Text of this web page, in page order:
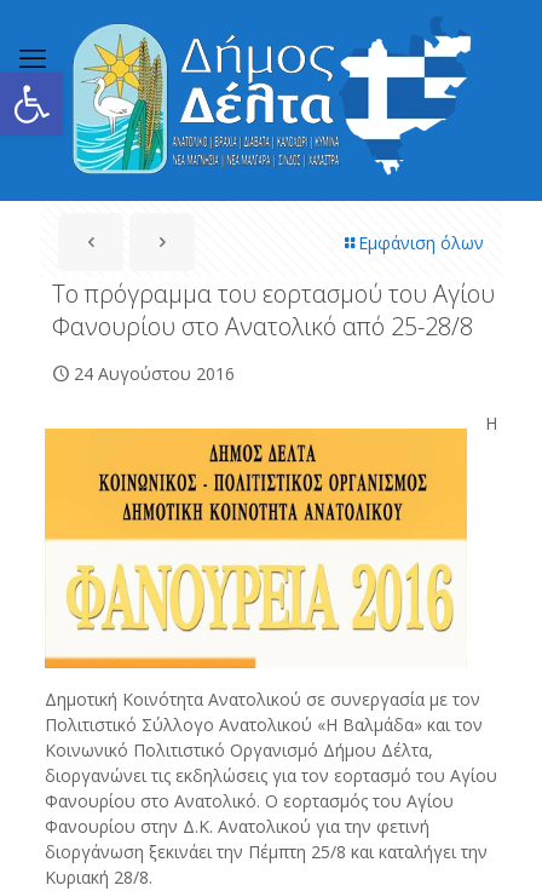
Ανοίξτε τη γραμμή εργαλείων
Εμφάνιση όλων
Το πρόγραμμα του εορτασμού του Αγίου
Φανουρίου στο Ανατολικό από 25-28/8
24 Αυγούστου 2016
Η
Δημοτική Κοινότητα Ανατολικού σε συνεργασία με τον
Πολιτιστικό Σύλλογο Ανατολικού «Η Βαλμάδα» και τον
Κοινωνικό Πολιτιστικό Οργανισμό Δήμου Δέλτα,
διοργανώνει τις εκδηλώσεις για τον εορτασμό του Αγίου
Φανουρίου στο Ανατολικό. Ο εορτασμός του Αγίου
Φανουρίου στην Δ.Κ. Ανατολικού για την φετινή
διοργάνωση ξεκινάει την Πέμπτη 25/8 και καταλήγει την
Κυριακή 28/8.